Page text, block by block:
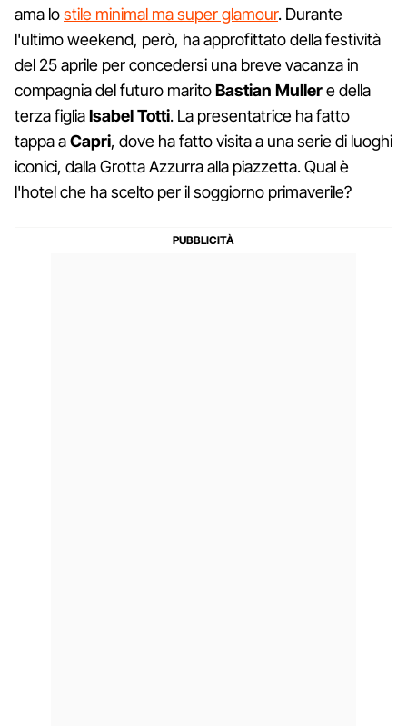
ama lostile minimal ma super glamour. Durante
l'ultimo weekend, però, ha approfittato della festività
del 25 aprile per concedersi una breve vacanza in
compagnia del futuro maritoBastian Mullere della
terza figliaIsabel Totti. La presentatrice ha fatto
tappa aCapri, dove ha fatto visita a una serie di luoghi
iconici, dalla Grotta Azzurra alla piazzetta. Qual è
l'hotel che ha scelto per il soggiorno primaverile?